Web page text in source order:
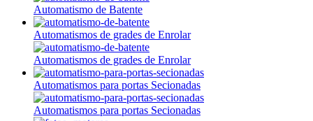
Automatismo de Batente
Automatismos de grades de Enrolar
Automatismos de grades de Enrolar
Automatismos para portas Secionadas
Automatismos para portas Secionadas